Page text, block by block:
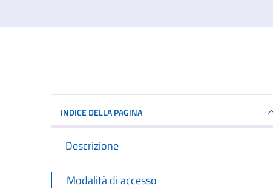
INDICE DELLA PAGINA
Descrizione
Modalità di accesso